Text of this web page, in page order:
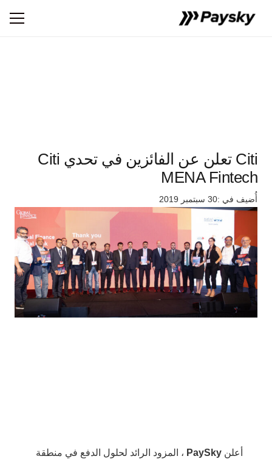
Citi تعلن عن الفائزين في تحدي Citi
MENA Fintech
أُضيف في :30 سبتمبر 2019
أعلن PaySky ، المزود الرائد لحلول الدفع في منطقة